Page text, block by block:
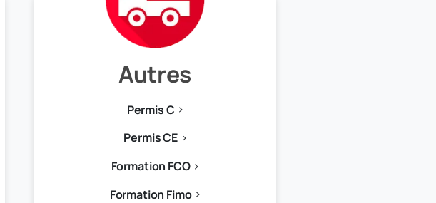
Autres
Permis C
Permis CE
Formation FCO
Formation Fimo